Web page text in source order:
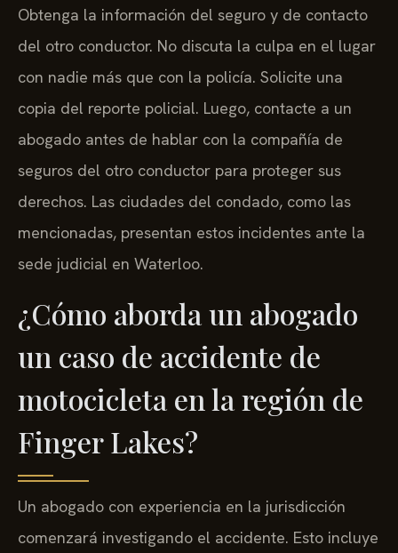
Obtenga la información del seguro y de contacto
del otro conductor. No discuta la culpa en el lugar
con nadie más que con la policía. Solicite una
copia del reporte policial. Luego, contacte a un
abogado antes de hablar con la compañía de
seguros del otro conductor para proteger sus
derechos. Las ciudades del condado, como las
mencionadas, presentan estos incidentes ante la
sede judicial en Waterloo.
¿Cómo aborda un abogado
un caso de accidente de
motocicleta en la región de
Finger Lakes?
Un abogado con experiencia en la jurisdicción
comenzará investigando el accidente. Esto incluye